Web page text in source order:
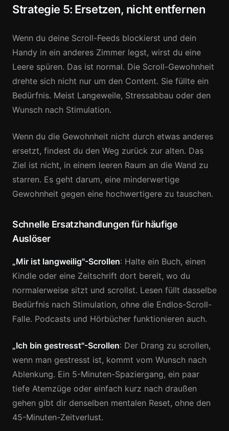
Strategie 5: Ersetzen, nicht entfernen
Wenn du deine Scroll-Feeds blockierst und dein
Handy in ein anderes Zimmer legst, wirst du eine
Leere spüren. Das ist normal. Die Scroll-Gewohnheit
drehte sich nicht nur um den Content. Sie füllte ein
Bedürfnis. Meist Langeweile, Stressabbau oder den
Wunsch nach Stimulation.
Wenn du die Gewohnheit nicht durch etwas anderes
ersetzt, findest du den Weg zurück zur alten. Das
Ziel ist nicht, in einem leeren Raum an die Wand zu
starren. Es geht darum, eine minderwertige
Gewohnheit gegen eine hochwertigere zu tauschen.
Schnelle Ersatzhandlungen für häufige
Auslöser
„Mir ist langweilig"-Scrollen: Halte ein Buch, einen
Kindle oder eine Zeitschrift dort bereit, wo du
normalerweise sitzt und scrollst. Lesen füllt dasselbe
Bedürfnis nach Stimulation, ohne die Endlos-Scroll-
Falle. Podcasts und Hörbücher funktionieren auch.
„Ich bin gestresst"-Scrollen: Der Drang zu scrollen,
wenn man gestresst ist, kommt vom Wunsch nach
Ablenkung. Ein 5-Minuten-Spaziergang, ein paar
tiefe Atemzüge oder einfach kurz nach draußen
gehen gibt dir denselben mentalen Reset, ohne den
45-Minuten-Zeitverlust.